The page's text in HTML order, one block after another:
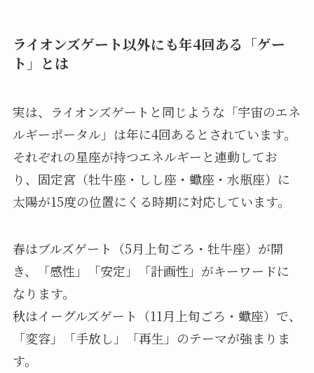
ライオンズゲート以外にも年4回ある「ゲー
ト」とは
実は、ライオンズゲートと同じような「宇宙のエネ
ルギーポータル」は年に4回あるとされています。
それぞれの星座が持つエネルギーと連動してお
り、固定宮（牡牛座・しし座・蠍座・水瓶座）に
太陽が15度の位置にくる時期に対応しています。
春はブルズゲート（5月上旬ごろ・牡牛座）が開
き、「感性」「安定」「計画性」がキーワードに
なります。
秋はイーグルズゲート（11月上旬ごろ・蠍座）で、
「変容」「手放し」「再生」のテーマが強まりま
す。